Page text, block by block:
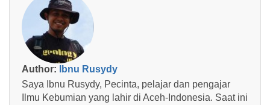
Author:
Ibnu Rusydy
Saya Ibnu Rusydy, Pecinta, pelajar dan pengajar
Ilmu Kebumian yang lahir di Aceh-Indonesia. Saat ini